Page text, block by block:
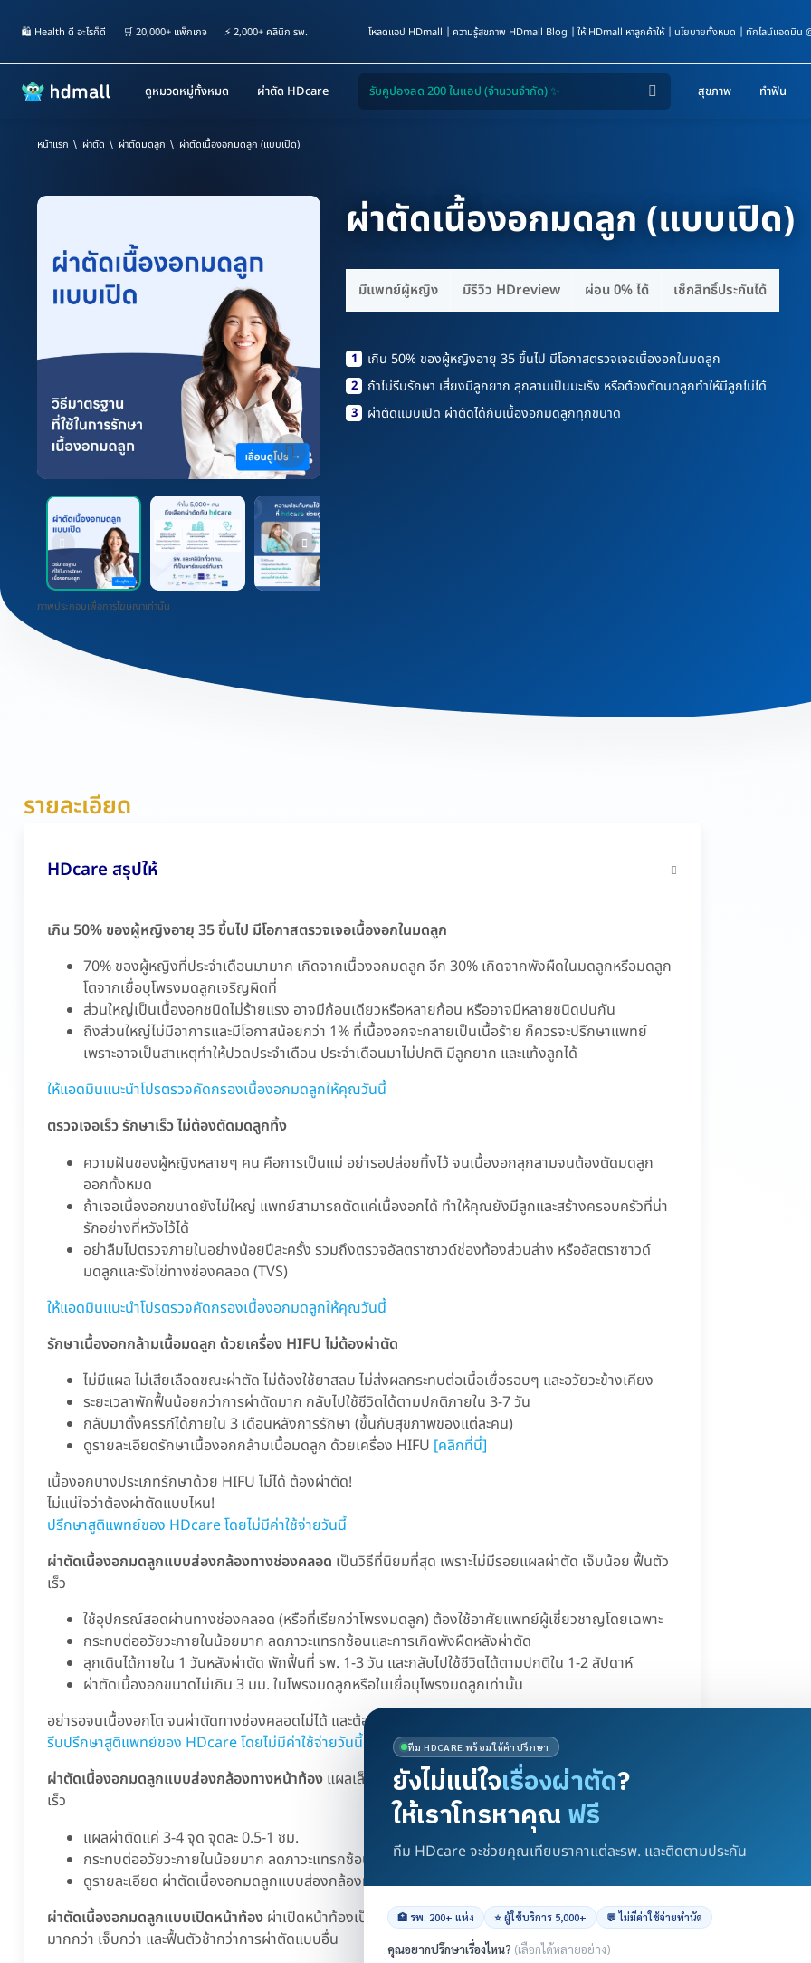
ทีม HDCARE พร้อมให้คำปรึกษา
ยังไม่แน่ใจเรื่องผ่าตัด?
ให้เราโทรหาคุณฟรี
ทีม HDcare จะช่วยคุณเทียบราคาแต่ละรพ. และติดตามประกัน
🏥 รพ. 200+ แห่ง ⭐ ผู้ใช้บริการ 5,000+ 💬 ไม่มีค่าใช้จ่ายทำนัด
คุณอยากปรึกษาเรื่องไหน? (เลือกได้หลายอย่าง)
🛍️ Health ดี อะไรก็ดี 🛒 20,000+ แพ็กเกจ ⚡ 2,000+ คลินิก รพ. โหลดแอป HDmall ความรู้สุขภาพ HDmall Blog ให้ HDmall หาลูกค้าให้ นโยบายทั้งหมด ทักไลน์แอดมิน
ดูหมวดหมู่ทั้งหมด ผ่าตัด HDcare สุขภาพ ทำฟัน
หน้าแรก ∖ ผ่าตัด ∖ ผ่าตัดมดลูก ∖ ผ่าตัดเนื้องอกมดลูก (แบบเปิด)
ภาพประกอบเพื่อการโฆษณาเท่านั้น
มีแพทย์ผู้หญิง มีรีวิว HDreview ผ่อน 0% ได้ เช็กสิทธิ์ประกันได้
ผ่าตัดเนื้องอกมดลูก (แบบเปิด)
1 เกิน 50% ของผู้หญิงอายุ 35 ขึ้นไป มีโอกาสตรวจเจอเนื้องอกในมดลูก
2 ถ้าไม่รีบรักษา เสี่ยงมีลูกยาก ลุกลามเป็นมะเร็ง หรือต้องตัดมดลูกทำให้มีลูกไม่ได้
3 ผ่าตัดแบบเปิด ผ่าตัดได้กับเนื้องอกมดลูกทุกขนาด
รายละเอียด
HDcare สรุปให้
เกิน 50% ของผู้หญิงอายุ 35 ขึ้นไป มีโอกาสตรวจเจอเนื้องอกในมดลูก
70% ของผู้หญิงที่ประจำเดือนมามาก เกิดจากเนื้องอกมดลูก อีก 30% เกิดจากพังผืดในมดลูกหรือมดลูก
โตจากเยื่อบุโพรงมดลูกเจริญผิดที่
ส่วนใหญ่เป็นเนื้องอกชนิดไม่ร้ายแรง อาจมีก้อนเดียวหรือหลายก้อน หรืออาจมีหลายชนิดปนกัน
ถึงส่วนใหญ่ไม่มีอาการและมีโอกาสน้อยกว่า 1% ที่เนื้องอกจะกลายเป็นเนื้อร้าย ก็ควรจะปรึกษาแพทย์
เพราะอาจเป็นสาเหตุทำให้ปวดประจำเดือน ประจำเดือนมาไม่ปกติ มีลูกยาก และแท้งลูกได้
ให้แอดมินแนะนำโปรตรวจคัดกรองเนื้องอกมดลูกให้คุณวันนี้
ตรวจเจอเร็ว รักษาเร็ว ไม่ต้องตัดมดลูกทิ้ง
ความฝันของผู้หญิงหลายๆ คน คือการเป็นแม่ อย่ารอปล่อยทิ้งไว้ จนเนื้องอกลุกลามจนต้องตัดมดลูก
ออกทั้งหมด
ถ้าเจอเนื้องอกขนาดยังไม่ใหญ่ แพทย์สามารถตัดแค่เนื้องอกได้ ทำให้คุณยังมีลูกและสร้างครอบครัวที่น่า
รักอย่างที่หวังไว้ได้
อย่าลืมไปตรวจภายในอย่างน้อยปีละครั้ง รวมถึงตรวจอัลตราซาวด์ช่องท้องส่วนล่าง หรืออัลตราซาวด์
มดลูกและรังไข่ทางช่องคลอด (TVS)
ให้แอดมินแนะนำโปรตรวจคัดกรองเนื้องอกมดลูกให้คุณวันนี้
รักษาเนื้องอกกล้ามเนื้อมดลูก ด้วยเครื่อง HIFU ไม่ต้องผ่าตัด
ไม่มีแผล ไม่เสียเลือดขณะผ่าตัด ไม่ต้องใช้ยาสลบ ไม่ส่งผลกระทบต่อเนื้อเยื่อรอบๆ และอวัยวะข้างเคียง
ระยะเวลาพักฟื้นน้อยกว่าการผ่าตัดมาก กลับไปใช้ชีวิตได้ตามปกติภายใน 3-7 วัน
กลับมาตั้งครรภ์ได้ภายใน 3 เดือนหลังการรักษา (ขึ้นกับสุขภาพของแต่ละคน)
ดูรายละเอียดรักษาเนื้องอกกล้ามเนื้อมดลูก ด้วยเครื่อง HIFU [คลิกที่นี่]
เนื้องอกบางประเภทรักษาด้วย HIFU ไม่ได้ ต้องผ่าตัด!
ไม่แน่ใจว่าต้องผ่าตัดแบบไหน!
ปรึกษาสูติแพทย์ของ HDcare โดยไม่มีค่าใช้จ่ายวันนี้
ผ่าตัดเนื้องอกมดลูกแบบส่องกล้องทางช่องคลอด เป็นวิธีที่นิยมที่สุด เพราะไม่มีรอยแผลผ่าตัด เจ็บน้อย ฟื้นตัว
เร็ว
ใช้อุปกรณ์สอดผ่านทางช่องคลอด (หรือที่เรียกว่าโพรงมดลูก) ต้องใช้อาศัยแพทย์ผู้เชี่ยวชาญโดยเฉพาะ
กระทบต่ออวัยวะภายในน้อยมาก ลดภาวะแทรกซ้อนและการเกิดพังผืดหลังผ่าตัด
ลุกเดินได้ภายใน 1 วันหลังผ่าตัด พักฟื้นที่ รพ. 1-3 วัน และกลับไปใช้ชีวิตได้ตามปกติใน 1-2 สัปดาห์
ผ่าตัดเนื้องอกขนาดไม่เกิน 3 มม. ในโพรงมดลูกหรือในเยื่อบุโพรงมดลูกเท่านั้น
อย่ารอจนเนื้องอกโต จนผ่าตัดทางช่องคลอดไม่ได้ และต้องผ่าตัดทางหน้าท้อง
รีบปรึกษาสูติแพทย์ของ HDcare โดยไม่มีค่าใช้จ่ายวันนี้
ผ่าตัดเนื้องอกมดลูกแบบส่องกล้องทางหน้าท้อง แผลเล็กมาก มีโอกาสเกิดแผลเป็นจากการผ่าตัดน้อย ฟื้นตัว
เร็ว
แผลผ่าตัดแค่ 3-4 จุด จุดละ 0.5-1 ซม.
กระทบต่ออวัยวะภายในน้อยมาก ลดภาวะแทรกซ้อน
ดูรายละเอียด ผ่าตัดเนื้องอกมดลูกแบบส่องกล้องทางหน้าท้อง[คลิกที่นี่]
ผ่าตัดเนื้องอกมดลูกแบบเปิดหน้าท้อง ผ่าเปิดหน้าท้องเป็นแนวยาว แผลผ่าตัดใหญ่ ทำให้มีโอกาสติดเชื้อได้
มากกว่า เจ็บกว่า และฟื้นตัวช้ากว่าการผ่าตัดแบบอื่น